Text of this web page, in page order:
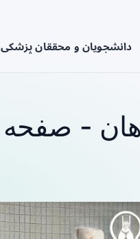
دانشجویان و محققان پزشکی